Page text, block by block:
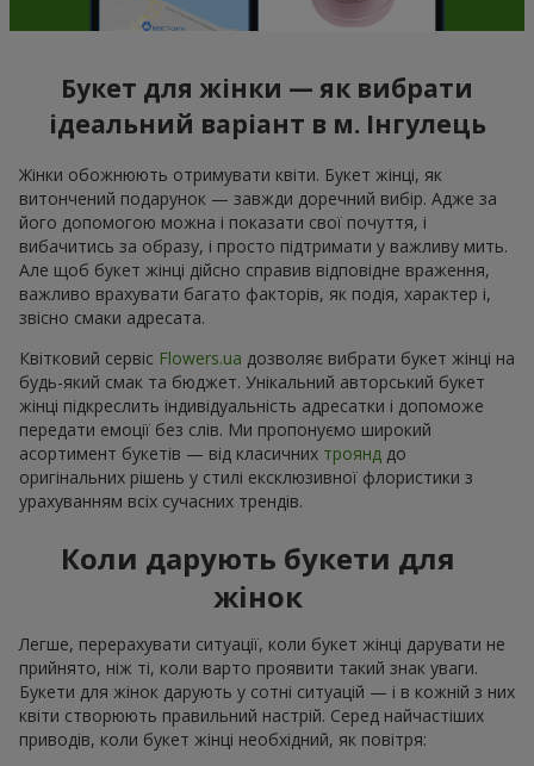
Букет для жінки — як вибрати
ідеальний варіант в м. Інгулець
Жінки обожнюють отримувати квіти. Букет жінці, як
витончений подарунок — завжди доречний вибір. Адже за
його допомогою можна і показати свої почуття, і
вибачитись за образу, і просто підтримати у важливу мить.
Але щоб букет жінці дійсно справив відповідне враження,
важливо врахувати багато факторів, як подія, характер і,
звісно смаки адресата.
Квітковий сервіс Flowers.ua дозволяє вибрати букет жінці на
будь-який смак та бюджет. Унікальний авторський букет
жінці підкреслить індивідуальність адресатки і допоможе
передати емоції без слів. Ми пропонуємо широкий
асортимент букетів — від класичних троянд до
оригінальних рішень у стилі ексклюзивної флористики з
урахуванням всіх сучасних трендів.
Коли дарують букети для
жінок
Легше, перерахувати ситуації, коли букет жінці дарувати не
прийнято, ніж ті, коли варто проявити такий знак уваги.
Букети для жінок дарують у сотні ситуацій — і в кожній з них
квіти створюють правильний настрій. Серед найчастіших
приводів, коли букет жінці необхідний, як повітря: